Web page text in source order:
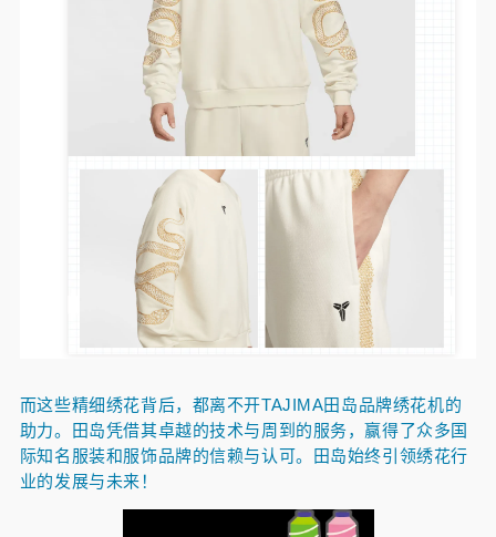
而这些精细绣花背后，都离不开TAJIMA田岛品牌绣花机的
助力。
田岛凭借其卓越的技术与周到的服务，赢得了众多国
际知名服装和服饰品牌的信赖与认可。
田岛始终引领绣花行
业的发展与未来！